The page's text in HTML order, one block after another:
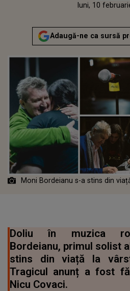
sâmbătă, 10 februarie 2024
Actualizat:
luni, 10
Adaugă-ne ca sursă
Moni Bordeianu s-a stins din
Doliu în muzica
Bordeianu, primul solist
stins din viață la
Tragicul anunț a fost
Nicu Covaci.